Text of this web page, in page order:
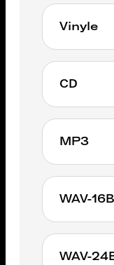
Vinyle
CD
MP3
WAV-
WAV-